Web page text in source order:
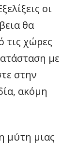
οι
θα
τις χώρες
με
στην
ακόμη
μύτη μιας